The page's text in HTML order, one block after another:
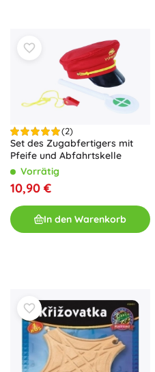
(2)
Set des Zugabfertigers mit
Pfeife und Abfahrtskelle
Vorrätig
10,90 €
In den Warenkorb